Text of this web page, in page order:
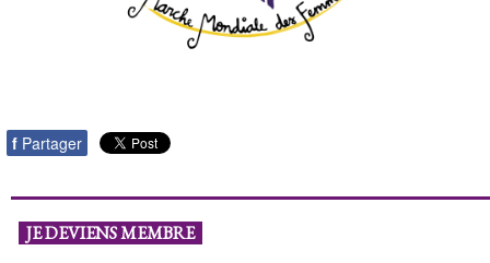
f Partager
JE DEVIENS MEMBRE